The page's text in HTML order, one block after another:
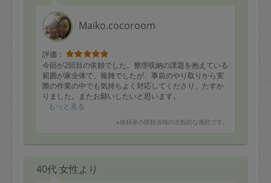
Maiko.cocoroom
評価：
今回が2回目の依頼でした。整理収納の課題を抱えている
範囲が家全体で、複雑でしたが、事前のやり取りから実
際の作業の中でも気持ちよく対応してくださり、たすか
りました。またお願いしたいと思います。
もっと見る
※依頼者の依頼当時の主観的な感想です。
40代 女性より